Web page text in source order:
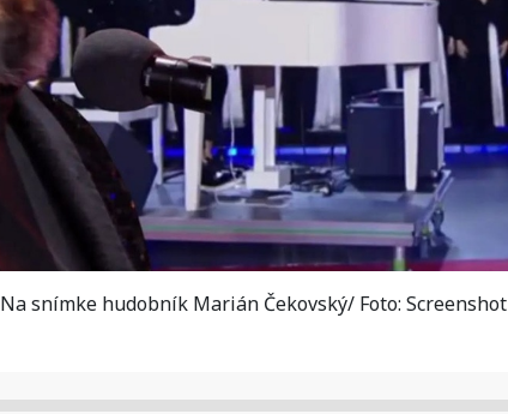
Na snímke hudobník Marián Čekovský/ Foto: Screenshot